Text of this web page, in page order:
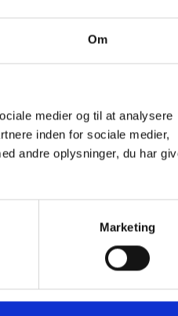
Om
medier og til at analysere
inden for sociale medier,
andre oplysninger, du har
Marketing